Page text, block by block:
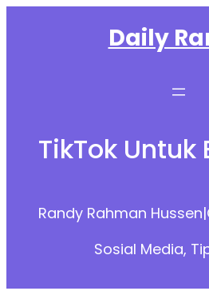
Daily
TikTok Untuk
Randy Rahman Hussen|
Sosial Media,